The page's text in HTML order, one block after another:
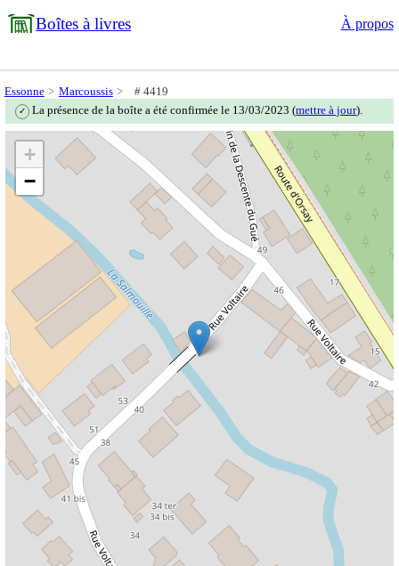
Boîtes à livres À propos
Essonne Marcoussis # 4419
✓ La présence de la boîte a été confirmée le 13/03/2023 (mettre à jour).
+
−